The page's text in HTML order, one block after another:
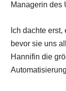
Managerin des
Ich dachte
bevor sie uns
Hannifin die